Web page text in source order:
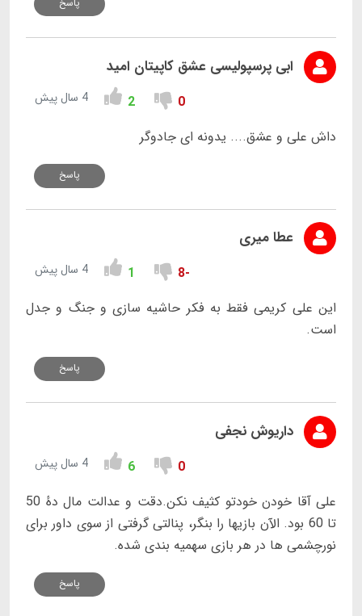
ابی پرسپولیسی عشق کاپیتان امید
0
2 4 سال پیش
داش علی و عشق.... یدونه ای جادوگر
پاسخ
عطا میری
-8
1 4 سال پیش
این علی کریمی فقط به فکر حاشیه سازی و جنگ و جدل
است.
پاسخ
داریوش نجفی
0
6 4 سال پیش
علی آقا خودن خودتو کثیف نکن.دقت و عدالت مال دهٔ 50
تا 60 بود. الآن بازیها را بنگر، پنالتی گرفتی از سوی داور برای
نورچشمی ها در هر بازی سهمیه بندی شده.
پاسخ